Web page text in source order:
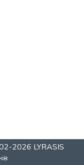
2026 LYRASIS